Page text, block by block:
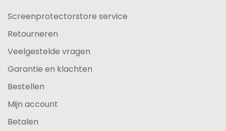
Screenprotectorstore service
Retourneren
Veelgestelde vragen
Garantie en klachten
Bestellen
Mijn account
Betalen